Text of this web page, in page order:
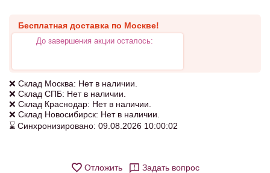
Бесплатная доставка по Москве!
До завершения акции осталось:
❌ Склад Москва: Нет в наличии.
❌ Склад СПБ: Нет в наличии.
❌ Склад Краснодар: Нет в наличии.
❌ Склад Новосибирск: Нет в наличии.
⌛ Синхронизировано: 09.08.2026 10:00:02
Отложить Задать вопрос